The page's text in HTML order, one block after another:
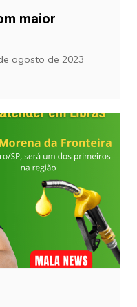
maior
agosto de 2023